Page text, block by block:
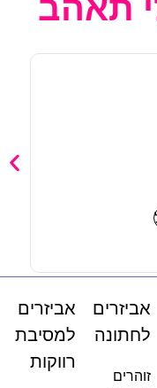
תאהב
אביזרים
לחתונה
זוהרים
אביזרים
למסיבת
רווקות